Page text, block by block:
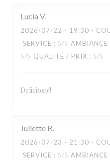
Lucia V
2026-07-22 - 19:30 -
SERVICE : 5/5 AMBIANCE
5/5 QUALITÉ / PRIX : 5/5
Delicioso!!
Juliette B
2026-07-23 - 21:30 -
SERVICE : 5/5 AMBIANCE